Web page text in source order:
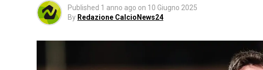
Published 1 anno ago on 10 Giugno 2025
By Redazione CalcioNews24